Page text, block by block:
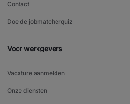
Contact
Doe de jobmatcherquiz
Voor werkgevers
Vacature aanmelden
Onze diensten